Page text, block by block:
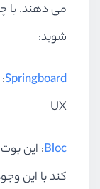
می دهند. با
شوید:
Springboard
UX
Bloc: این
کند با این